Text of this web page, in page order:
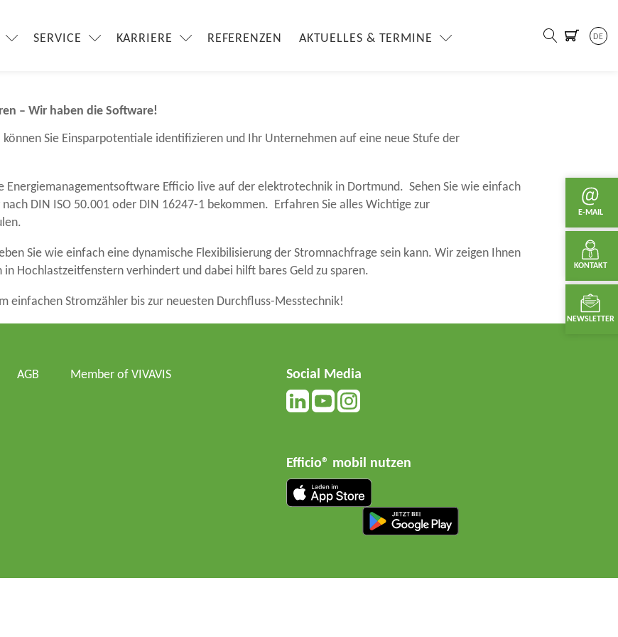
SERVICE KARRIERE REFERENZEN AKTUELLES & TERMINE DE
Bestellen Sie jetzt Ihr Ticket
– Wir haben die Software!
können Sie Einsparpotentiale identifizieren und Ihr Unternehmen auf eine neue Stufe der
Energiemanagementsoftware Efficio live auf der elektrotechnik in Dortmund. Sehen Sie wie einfach
DIN ISO 50.001 oder DIN 16247-1 bekommen. Erfahren Sie alles Wichtige zur
Sie wie einfach eine dynamische Flexibilisierung der Stromnachfrage sein kann. Wir zeigen Ihnen
Hochlastzeitfenstern verhindert und dabei hilft bares Geld zu sparen.
einfachen Stromzähler bis zur neuesten Durchfluss-Messtechnik!
AGB
Member of VIVAVIS
Social Media
Efficio® mobil nutzen
E-MAIL
KONTAKT
NEWSLETTER